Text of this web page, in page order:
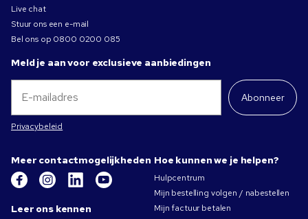
Live chat
Stuur ons een e-mail
Bel ons op 0800 0200 085
Meld je aan voor exclusieve aanbiedingen
Abonneer
Privacybeleid
Meer contactmogelijkheden
Leer ons kennen
Hoe kunnen we je helpen?
Hulpcentrum
Mijn bestelling volgen / nabestellen
Mijn factuur betalen